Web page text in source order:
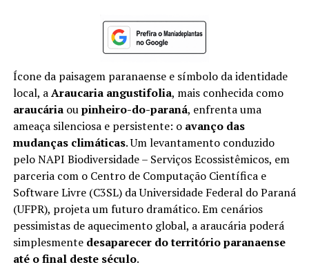
Ícone da paisagem paranaense e símbolo da identidade
local, aAraucaria angustifolia, mais conhecida como
araucáriaoupinheiro-do-paraná, enfrenta uma
ameaça silenciosa e persistente: o avanço das
mudanças climáticas. Um levantamento conduzido
pelo NAPI Biodiversidade – Serviços Ecossistêmicos, em
parceria com o Centro de Computação Científica e
Software Livre (C3SL) da Universidade Federal do Paraná
(UFPR), projeta um futuro dramático. Em cenários
pessimistas de aquecimento global, a araucária poderá
simplesmente desaparecer do território paranaense
até o final deste século.